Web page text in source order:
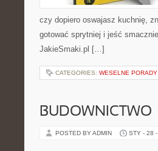
czy dopiero oswajasz kuchnię,
gotować sprytniej i jeść
JakieSmaki.pl […]
CATEGORIES: WESELNE PORADY
BUDOWNICTWO
POSTED BY ADMIN STY - 28